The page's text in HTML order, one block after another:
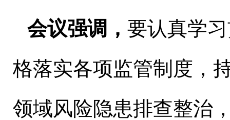
会议强调， 要认真学
格落实各项监管制度，
领域风险隐患排查整治